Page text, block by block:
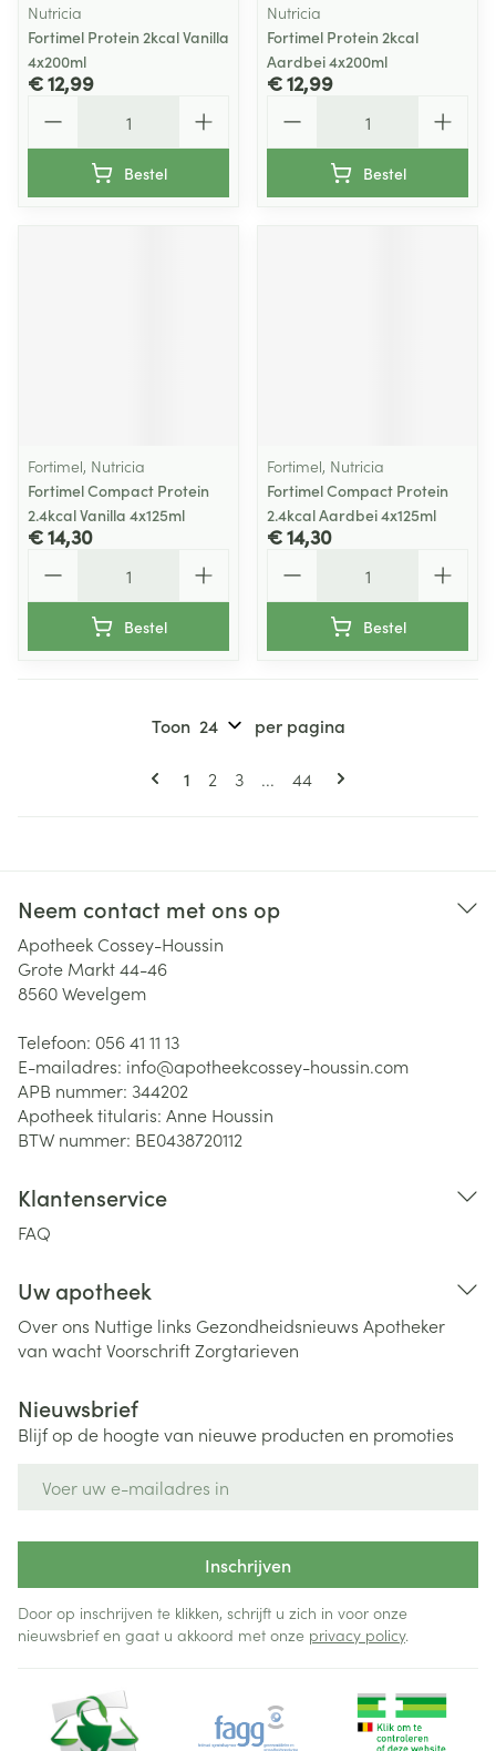
Nutricia
Fortimel Protein 2kcal Vanilla
4x200ml
€ 12,99
Bestel
Nutricia
Fortimel Protein 2kcal
Aardbei 4x200ml
€ 12,99
Bestel
Fortimel, Nutricia
Fortimel Compact Protein
2.4kcal Vanilla 4x125ml
€ 14,30
Bestel
Fortimel, Nutricia
Fortimel Compact Protein
2.4kcal Aardbei 4x125ml
€ 14,30
Bestel
U lees momenteel pagina
1 Pagina
2 Pagina
3 ... Pagina
44
Toon per pagina
Neem contact met ons op
Apotheek Cossey-Houssin
Grote Markt 44-46
8560Wevelgem
Telefoon: 056 41 11 13
E-mailadres: info@apotheekcossey-houssin.com
APB nummer: 344202
Apotheek titularis: Anne Houssin
BTW nummer: BE0438720112
Klantenservice
FAQ
Uw apotheek
Over ons Nuttige links Gezondheidsnieuws Apotheker
van wachtVoorschriftZorgtarieven
Nieuwsbrief
Blijf op de hoogte van nieuwe producten en promoties
Inschrijven
Door op inschrijven te klikken, schrijft u zich in voor onze
nieuwsbrief en gaat u akkoord met onze privacy policy.